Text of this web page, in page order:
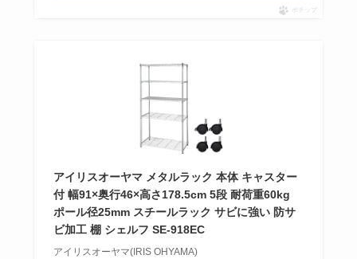
ポチップ
アイリスオーヤマ メタルラック 本体 キャスター
付 幅91×奥行46×高さ178.5cm 5段 耐荷重60kg
ポール径25mm スチールラック サビに強い 防サ
ビ加工 棚 シェルフ SE-918EC
アイリスオーヤマ(IRIS OHYAMA)